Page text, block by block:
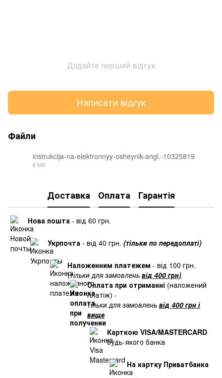
Додайте перший відгук
Написати відгук
Файли
instrukcija-na-elektronnyy-osheynik-angl.-10325819
6 МБ
Доставка Оплата Гарантія
Нова пошта - від 60 грн.
Укрпочта - від 40 грн. (тільки по передоплаті)
Наложенним платежем - від 100 грн.
(тільки для замовлень від 400 грн)
Оплата при отриманні (наложений
платіж) -
тільки для замовлень від 400 грн і
вище
Карткою VISA/MASTERCARD
будь-якого банка
На картку Приватбанка